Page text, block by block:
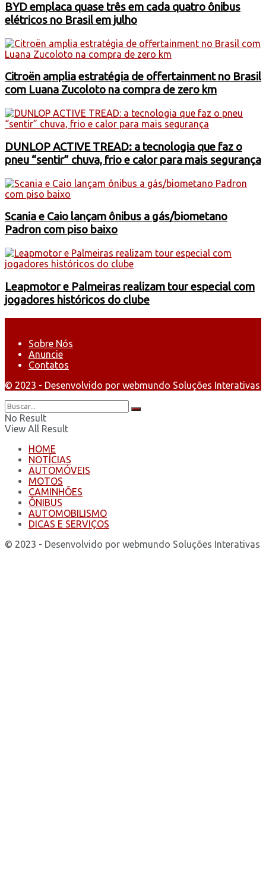
BYD emplaca quase três em cada quatro ônibus
elétricos no Brasil em julho
Citroën amplia estratégia de offertainment no Brasil
com Luana Zucoloto na compra de zero km
DUNLOP ACTIVE TREAD: a tecnologia que faz o
pneu “sentir” chuva, frio e calor para mais segurança
Scania e Caio lançam ônibus a gás/biometano
Padron com piso baixo
Leapmotor e Palmeiras realizam tour especial com
jogadores históricos do clube
Sobre Nós
Anuncie
Contatos
© 2023 - Desenvolvido por webmundo Soluções Interativas
No Result
View All Result
HOME
NOTÍCIAS
AUTOMÓVEIS
MOTOS
CAMINHÕES
ÔNIBUS
AUTOMOBILISMO
DICAS E SERVIÇOS
© 2023 - Desenvolvido por webmundo Soluções Interativas